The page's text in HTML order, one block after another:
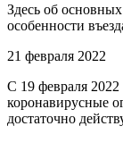
Здесь об
особенности
21 февраля 2022
С 19 февраля
коронавирусные
достаточно